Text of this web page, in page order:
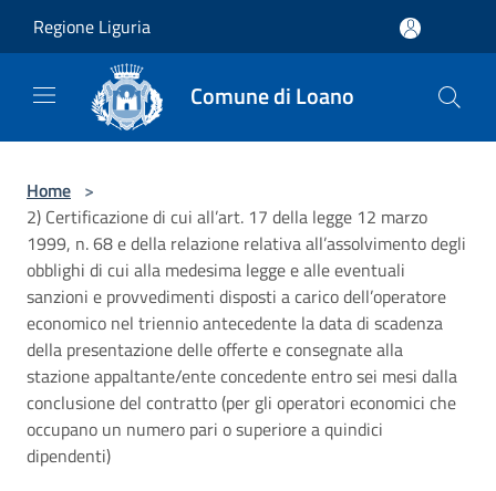
Regione Liguria
Comune di Loano
Home >
2) Certificazione di cui all’art. 17 della legge 12 marzo
1999, n. 68 e della relazione relativa all’assolvimento degli
obblighi di cui alla medesima legge e alle eventuali
sanzioni e provvedimenti disposti a carico dell’operatore
economico nel triennio antecedente la data di scadenza
della presentazione delle offerte e consegnate alla
stazione appaltante/ente concedente entro sei mesi dalla
conclusione del contratto (per gli operatori economici che
occupano un numero pari o superiore a quindici
dipendenti)